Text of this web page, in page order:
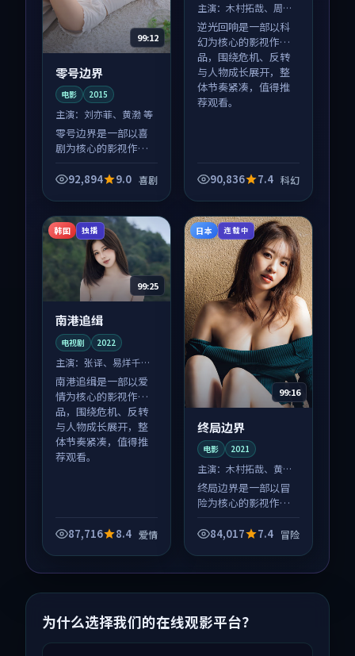
99:12
零号边界
电影 2015
主演： 刘亦菲、黄渤 等
零号边界是一部以喜
剧为核心的影视作
与人物成长展开，整
92,894 9.0 喜剧
主演： 木村拓哉、周迅
等
逆光回响是一部以科
幻为核心的影视作
品，围绕危机、反转
与人物成长展开，整
体节奏紧凑，值得推
荐观看。
90,836 7.4 科幻
韩国 独播
99:25
南港追缉
电视剧 2022
主演： 张译、易烊千玺
等
南港追缉是一部以爱
情为核心的影视作
品，围绕危机、反转
与人物成长展开，整
体节奏紧凑，值得推
荐观看。
87,716 8.4 爱情
日本 连载中
99:16
终局边界
电影 2021
主演： 木村拓哉、黄渤
等
终局边界是一部以冒
险为核心的影视作
与人物成长展开，整
84,017 7.4 冒险
为什么选择我们的在线观影平台？